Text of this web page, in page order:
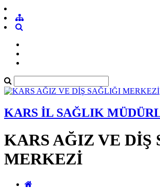
KARS İL SAĞLIK
KARS AĞIZ VE DİŞ
MERKEZİ